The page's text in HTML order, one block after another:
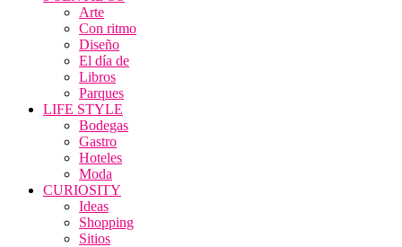
Arte
Con ritmo
Diseño
El día de
Libros
Parques
LIFE STYLE
Bodegas
Gastro
Hoteles
Moda
CURIOSITY
Ideas
Shopping
Sitios